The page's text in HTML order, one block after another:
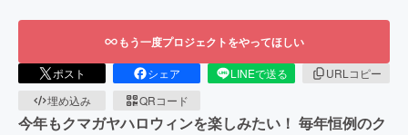
もう一度プロジェクトをやってほしい
ポスト シェア LINEで送る
URLコピー
埋め込み
QRコード
今年もクマガヤハロウィンを楽しみたい！ 毎年恒例のク